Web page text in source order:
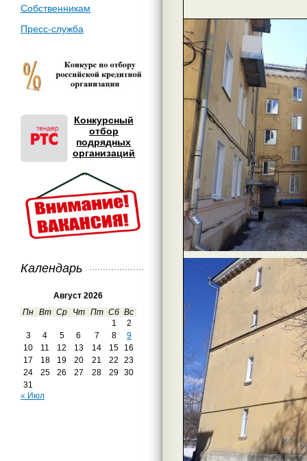
Собственникам
Пресс-служба
Конкурсный
отбор
подрядных
организаций
Календарь
Август 2026
Пн Вт Ср Чт Пт Сб Вс
1
2
3
4 5 6 7 8
9
10
11 12 13 14 15
16
17
18 19 20 21 22
23
24
25 26 27 28 29
30
31
« Июл